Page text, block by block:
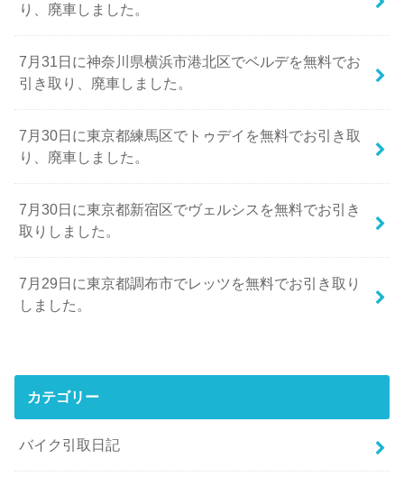
り、廃車しました。
7月31日に神奈川県横浜市港北区でベルデを無料でお
引き取り、廃車しました。
7月30日に東京都練馬区でトゥデイを無料でお引き取
り、廃車しました。
7月30日に東京都新宿区でヴェルシスを無料でお引き
取りしました。
7月29日に東京都調布市でレッツを無料でお引き取り
しました。
カテゴリー
バイク引取日記